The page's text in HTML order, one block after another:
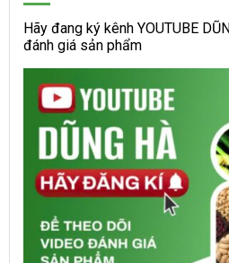
Hãy đang ký kênh YOUTUBE
đánh giá sản phẩm